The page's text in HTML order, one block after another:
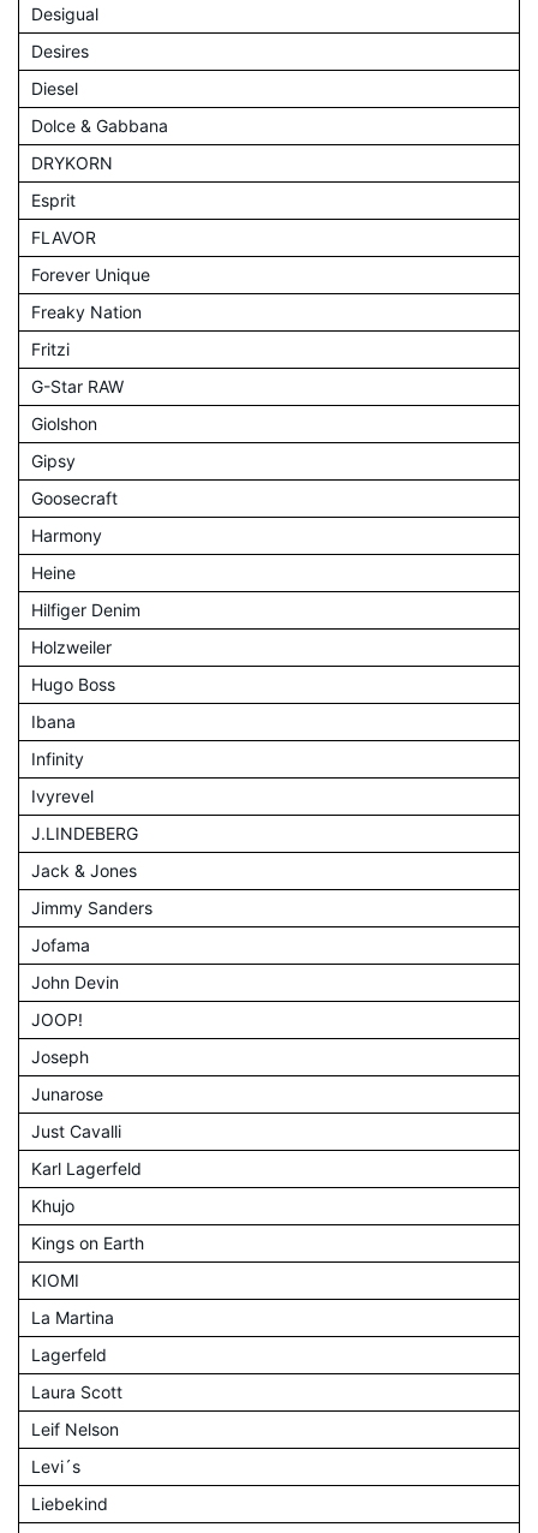
Desigual
Desires
Diesel
Dolce & Gabbana
DRYKORN
Esprit
FLAVOR
Forever Unique
Freaky Nation
Fritzi
G-Star RAW
Giolshon
Gipsy
Goosecraft
Harmony
Heine
Hilfiger Denim
Holzweiler
Hugo Boss
Ibana
Infinity
Ivyrevel
J.LINDEBERG
Jack & Jones
Jimmy Sanders
Jofama
John Devin
JOOP!
Joseph
Junarose
Just Cavalli
Karl Lagerfeld
Khujo
Kings on Earth
KIOMI
La Martina
Lagerfeld
Laura Scott
Leif Nelson
Levi´s
Liebekind